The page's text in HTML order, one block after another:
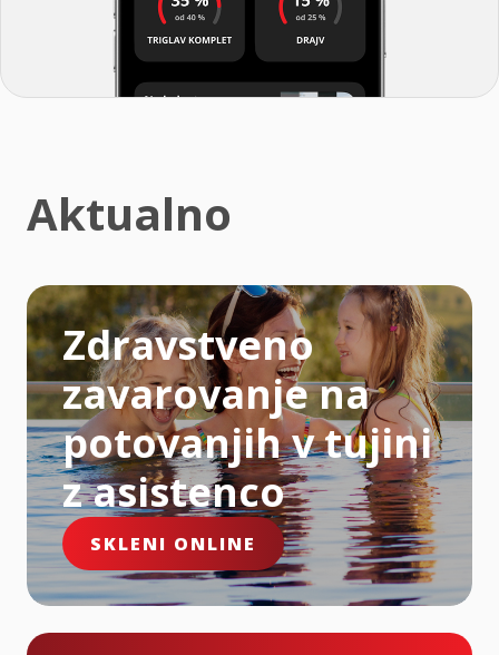
Aktualno
Zdravstveno
zavarovanje na
potovanjih v tujini
z asistenco
SKLENI ONLINE